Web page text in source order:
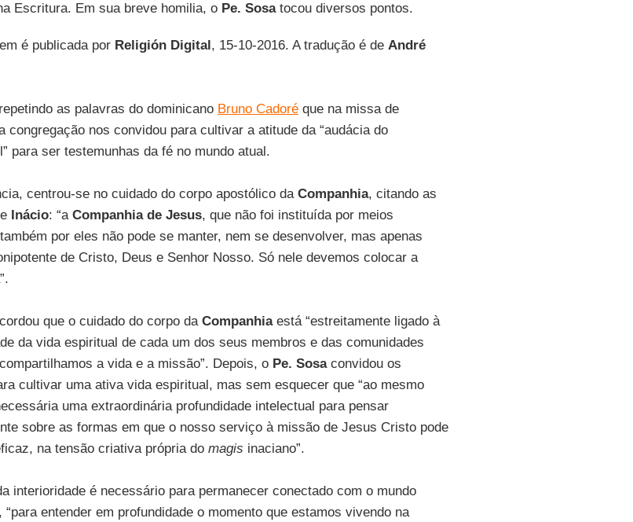
Escritura. Em sua breve homilia, o Pe. Sosatocou diversos pontos.
é publicada por Religión Digital, 15-10-2016. A tradução é de André
as palavras do dominicano Bruno Cadoréque na missa de
congregação nos convidou para cultivar a atitude da “audácia do
para ser testemunhas da fé no mundo atual.
centrou-se no cuidado do corpo apostólico da Companhia, citando as
Inácio: “a Companhia de Jesus, que não foi instituída por meios
por eles não pode se manter, nem se desenvolver, mas apenas
de Cristo, Deus e Senhor Nosso. Só nele devemos colocar a
que o cuidado do corpo da Companhiaestá “estreitamente ligado à
da vida espiritual de cada um dos seus membros e das comunidades
a vida e a missão”. Depois, o Pe. Sosaconvidou os
cultivar uma ativa vida espiritual, mas sem esquecer que “ao mesmo
uma extraordinária profundidade intelectual para pensar
sobre as formas em que o nosso serviço à missão de Jesus Cristo pode
na tensão criativa própria do magis inaciano”.
interioridade é necessário para permanecer conectado com o mundo
“para entender em profundidade o momento que estamos vivendo na